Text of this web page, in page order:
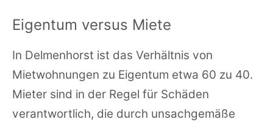
Eigentum versus Miete
In Delmenhorst ist das Verhältnis von
Mietwohnungen zu Eigentum etwa 60 zu 40.
Mieter sind in der Regel für Schäden
verantwortlich, die durch unsachgemäße